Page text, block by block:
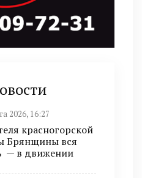
2026, 16:27
красногорской
Брянщины вся
— в движении